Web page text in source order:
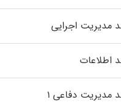
مدیریت اجرایی
اطلاعات
مدیریت دفاعی ۱